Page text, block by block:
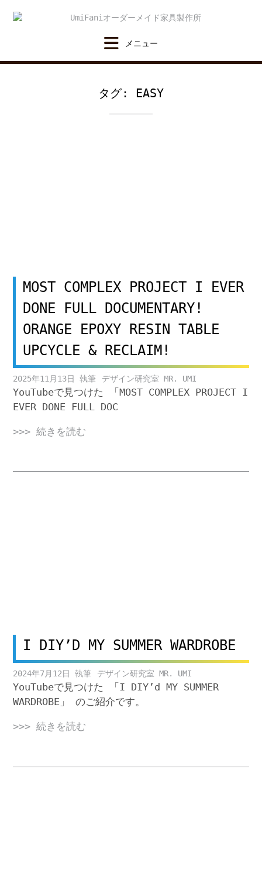
タグ: EASY
MOST COMPLEX PROJECT I EVER
DONE FULL DOCUMENTARY!
ORANGE EPOXY RESIN TABLE
UPCYCLE & RECLAIM!
2025年11月13日 デザイン研究室 MR. UMI
YouTubeで見つけた 「MOST COMPLEX PROJECT I
EVER DONE FULL DOC
>>> 続きを読む
I DIY’D MY SUMMER WARDROBE
2024年7月12日 デザイン研究室 MR. UMI
YouTubeで見つけた 「I DIY’d MY SUMMER
WARDROBE」 のご紹介です。
>>> 続きを読む